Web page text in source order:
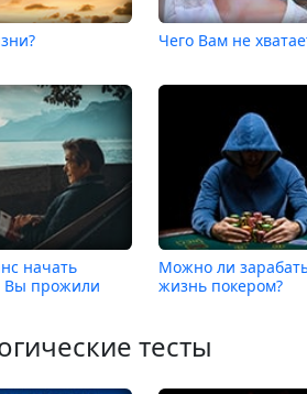
Чего Вам не
начать
Вы прожили
Можно ли
жизнь покером?
тесты